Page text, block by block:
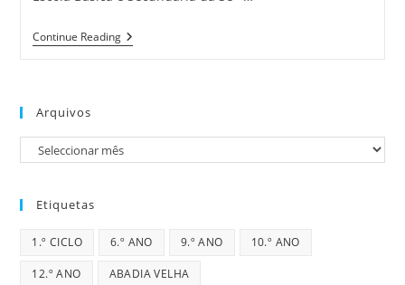
Continue ReadingMatemática
Na
Arquivos
Arquivos
Etiquetas
1.º CICLO 6.º ANO 9.º ANO 10.º ANO
12.º ANO ABADIA VELHA